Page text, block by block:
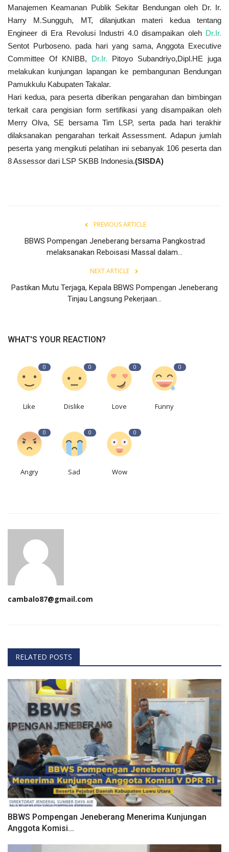
Manajemen Keamanan Publik Sekitar Bendungan oleh Dr. Ir.
Harry M.Sungguh, MT, dilanjutkan materi kedua tentang
Engineer di Era Revolusi Industri 4.0 disampaikan oleh Dr.Ir.
Sentot Purboseno. pada hari yang sama, Anggota Executive
Committee Of KNIBB, Dr.Ir. Pitoyo Subandriyo,Dipl.HE juga
melakukan kunjungan lapangan ke pembangunan Bendungan
Pamukkulu Kabupaten Takalar.
Hari kedua, para peserta diberikan pengarahan dan bimbingan
terkait cara pengisian form sertifikasi yang disampaikan oleh
Merry Olva, SE bersama Tim LSP, serta pada hari terakhir
dilaksanakan pengarahan terkait Assessment. Adapun jumlah
peserta yang mengikuti pelatihan ini sebanyak 106 peserta dan
8 Assessor dari LSP SKBB Indonesia.(SISDA)
PREVIOUS ARTICLE
BBWS Pompengan Jeneberang bersama Pangkostrad
melaksanakan Reboisasi Massal dalam...
NEXT ARTICLE
Pastikan Mutu Terjaga, Kepala BBWS Pompengan Jeneberang
Tinjau Langsung Pekerjaan...
WHAT'S YOUR REACTION?
0
Like
0
Dislike
0
Love
0
Funny
0
Angry
0
Sad
0
Wow
cambalo87@gmail.com
RELATED POSTS
BBWS Pompengan Jeneberang Menerima Kunjungan
Anggota Komisi...